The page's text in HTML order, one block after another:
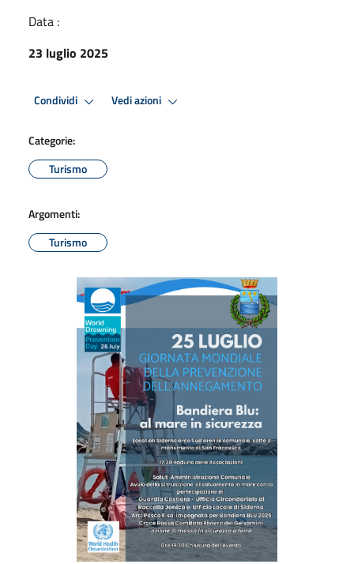
Data :
23 luglio 2025
Condividi Vedi azioni
Categorie:
Turismo
Argomenti:
Turismo